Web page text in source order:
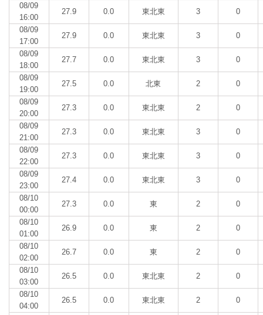
08/09
16:00
27.9 0.0 東北東 3 0
08/09
17:00
27.9 0.0 東北東 3 0
08/09
18:00
27.7 0.0 東北東 3 0
08/09
19:00
27.5 0.0 北東 2 0
08/09
20:00
27.3 0.0 東北東 2 0
08/09
21:00
27.3 0.0 東北東 3 0
08/09
22:00
27.3 0.0 東北東 3 0
08/09
23:00
27.4 0.0 東北東 3 0
08/10
00:00
27.3 0.0 東 2 0
08/10
01:00
26.9 0.0 東 2 0
08/10
02:00
26.7 0.0 東 2 0
08/10
03:00
26.5 0.0 東北東 2 0
08/10
04:00
26.5 0.0 東北東 2 0